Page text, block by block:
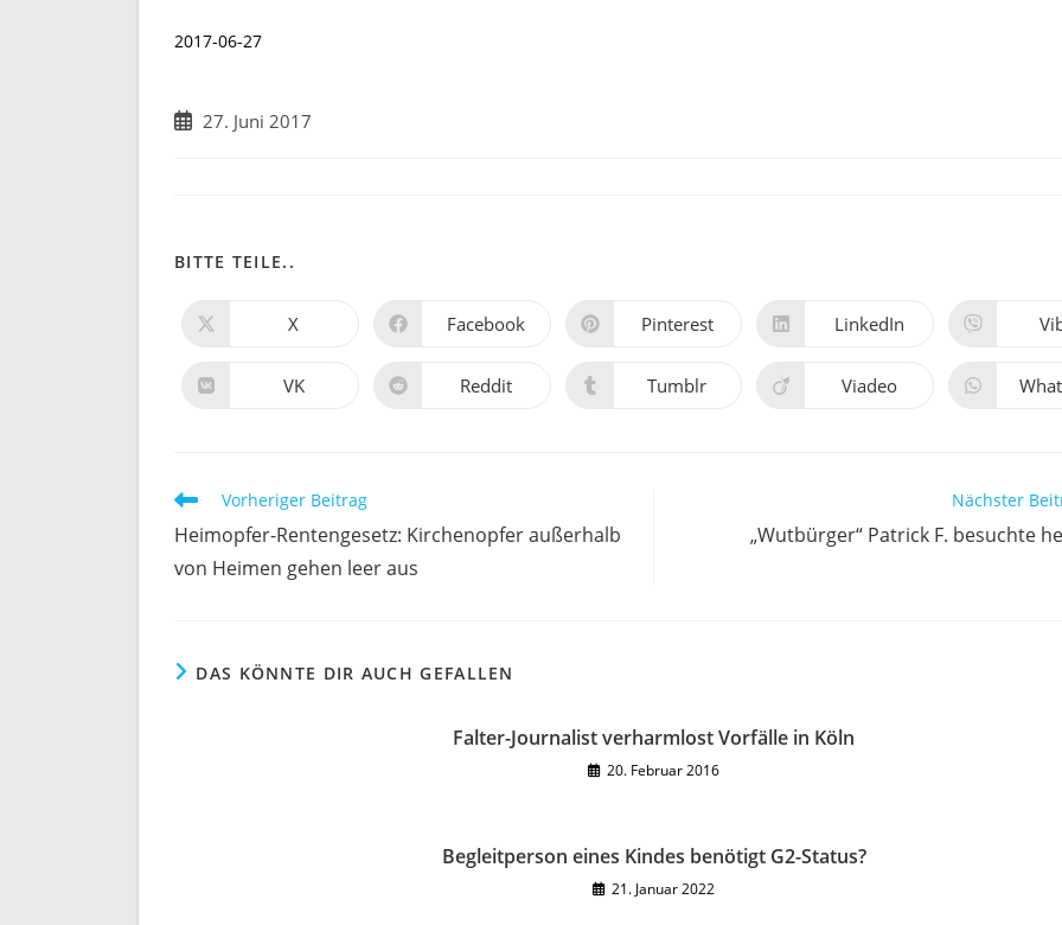
2017-06-27
Beitrag27. Juni 2017
BITTE TEILE..
Öffnet
neuen
Fenster
X Öffnet
neuen
Fenster
Facebook Öffnet
neuen
Fenster
Pinterest Öffnet
neuen
Fenster
LinkedIn
Öffnet
VK Öffnet
Reddit Öffnet
Tumblr Öffnet
Viadeo
Weitere
ansehen
Vorheriger Beitrag
Heimopfer-Rentengesetz: Kirchenopfer außerhalb
von Heimen gehen leer aus
Nächster
„Wutbürger“ Patrick F. besuchte
DAS KÖNNTE DIR AUCH GEFALLEN
Falter-Journalist verharmlost Vorfälle in Köln
20. Februar 2016
Begleitperson eines Kindes benötigt G2-Status?
21. Januar 2022